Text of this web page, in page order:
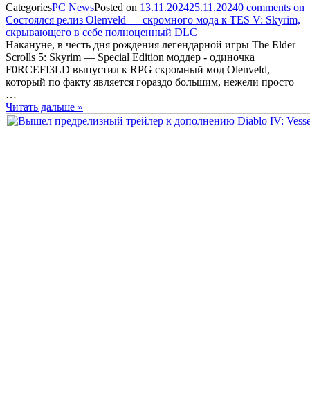
CategoriesPC NewsPosted on 13.11.202425.11.20240 comments on
Состоялся релиз Olenveld — скромного мода к TES V: Skyrim,
скрывающего в себе полноценный DLC
Накануне, в честь дня рождения легендарной игры The Elder
Scrolls 5: Skyrim — Special Edition моддер - одиночка
F0RCEFI3LD выпустил к RPG скромный мод Olenveld,
который по факту является гораздо большим, нежели просто
…
Читать дальше »